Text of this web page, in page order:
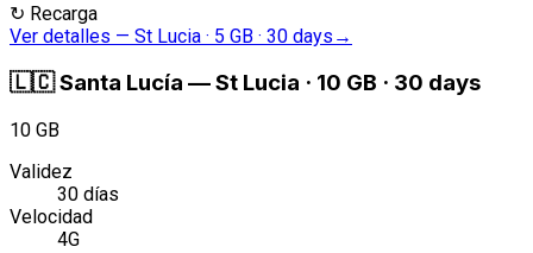
↻ Recarga
Ver detalles — St Lucia · 5 GB · 30 days →
🇱🇨Santa Lucía —St Lucia · 10 GB · 30 days
10 GB
Validez
30 días
Velocidad
4G